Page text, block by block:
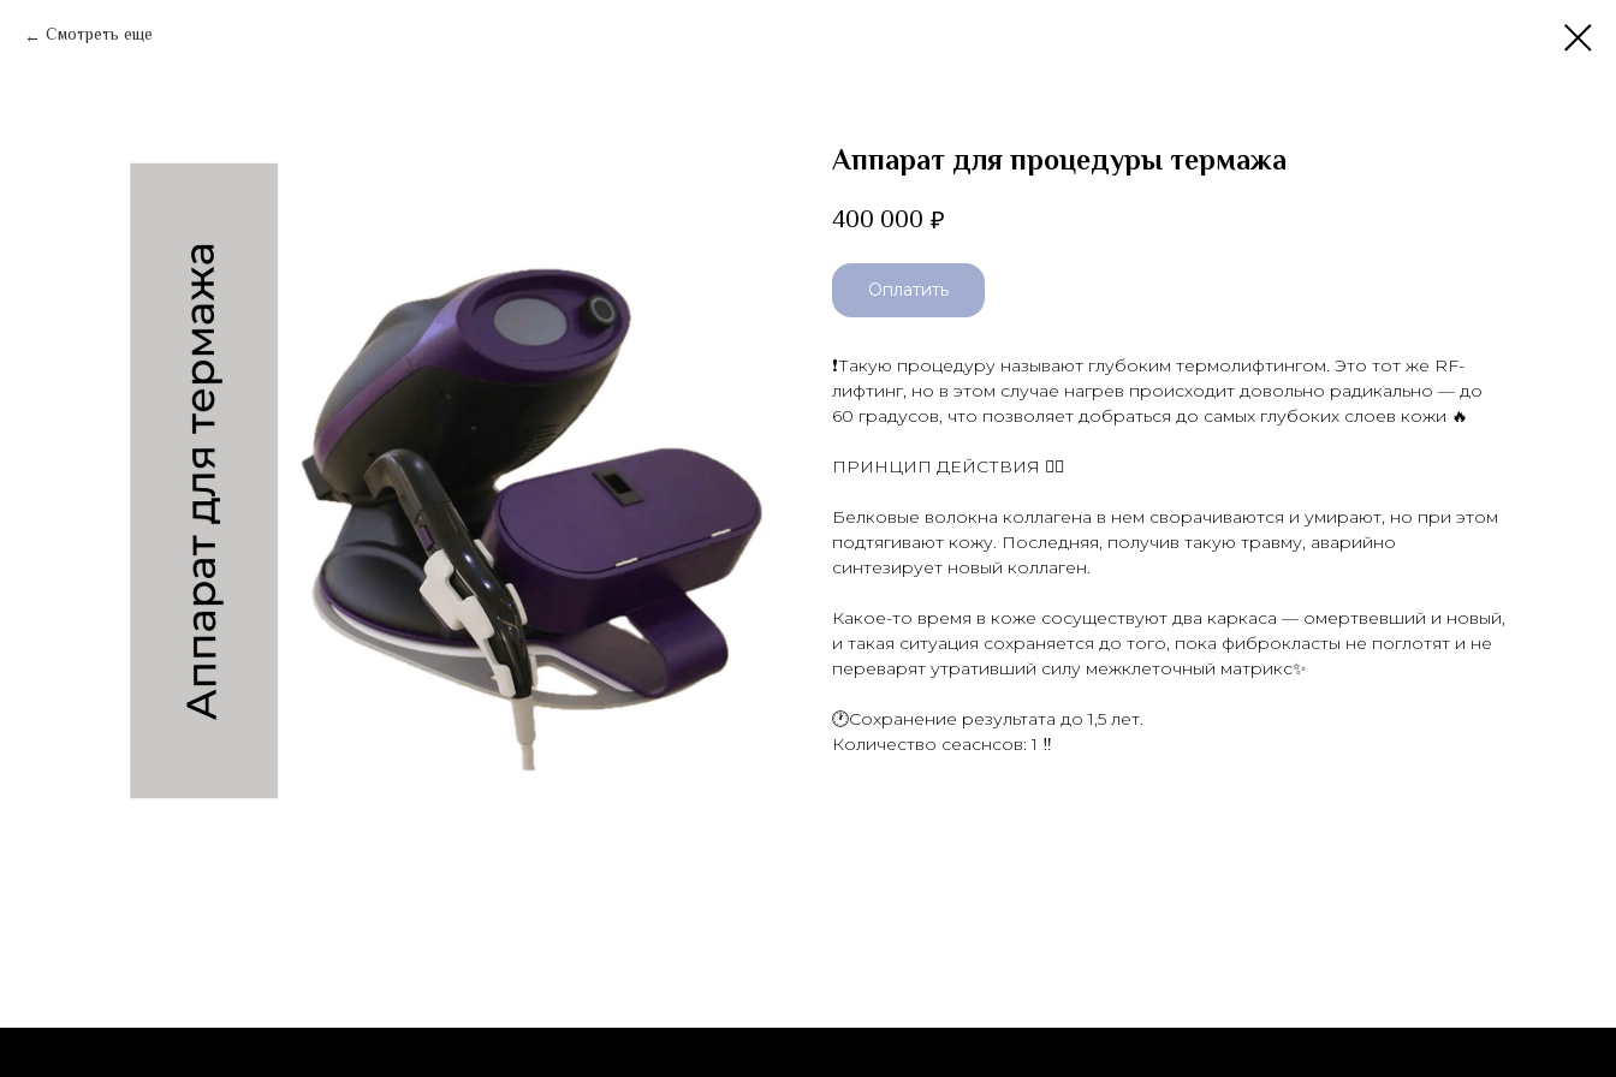
Смотреть еще
Аппарат для процедуры термажа
400 000 ₽
Оплатить
❗️Такую процедуру называют глубоким термолифтингом. Это тот же RF-
лифтинг, но в этом случае нагрев происходит довольно радикально — до
60 градусов, что позволяет добраться до самых глубоких слоев кожи 🔥
ПРИНЦИП ДЕЙСТВИЯ 👇🏻
Белковые волокна коллагена в нем сворачиваются и умирают, но при этом
подтягивают кожу. Последняя, получив такую травму, аварийно
синтезирует новый коллаген.
Какое-то время в коже сосуществуют два каркаса — омертвевший и новый,
и такая ситуация сохраняется до того, пока фиброкласты не поглотят и не
переварят утративший силу межклеточный матрикс✨
🕐Сохранение результата до 1,5 лет.
Количество сеаснсов: 1 ‼️